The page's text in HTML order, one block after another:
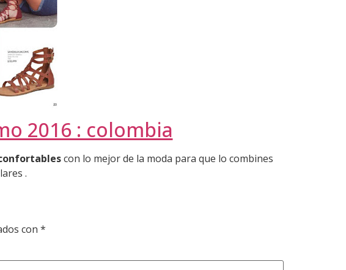
2016 : colombia
con lo mejor de la moda para que lo combines
.
con *